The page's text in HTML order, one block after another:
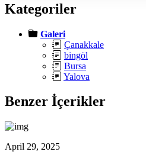
Kategoriler
Galeri
Çanakkale
bingöl
Bursa
Yalova
Benzer İçerikler
April 29, 2025